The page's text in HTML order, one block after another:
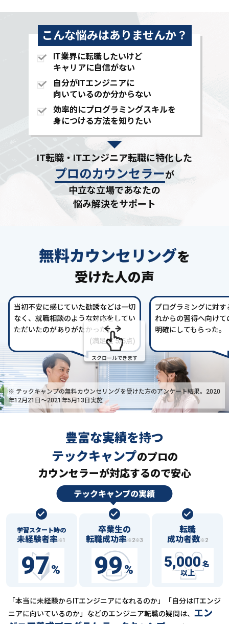
こんな悩みはありませんか？
IT業界に転職したいけど
キャリアに自信がない
自分がITエンジニアに
向いているのか分からない
効率的にプログラミングスキルを
身につける方法を知りたい
IT転職・ITエンジニア転職に特化した
プロのカウンセラーが
中立な立場であなたの
悩み解決をサポート
無料カウンセリングを
受けた人の声
当初不安に感じていた勧誘などは一切
なく、就職相談のような対応をしてい
ただいたのがありがたかった。
(満足度 5/5点)
プログラミングに対
れからの習得へ向け
明確にしてもらった。
スクロールできます
※ テックキャンプの無料カウンセリングを受けた方のアンケート結果。2020
年12月21日〜2021年5月13日実施
豊富な実績を持つ
テックキャンプのプロの
カウンセラーが対応するので安心
学習スタート時の
未経験者率※1
97%
卒業生の
転職成功率※2※3
99%
転職
成功者数※2
5,000 名
以上
「本当に未経験からITエンジニアになれるのか」「自分はITエンジ
ニアに向いているのか」などのエンジニア転職の疑問は、 エン